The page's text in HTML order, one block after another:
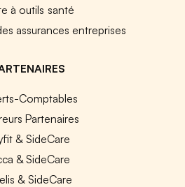
à outils santé
assurances entreprises
Comptables
Partenaires
& SideCare
& SideCare
& SideCare